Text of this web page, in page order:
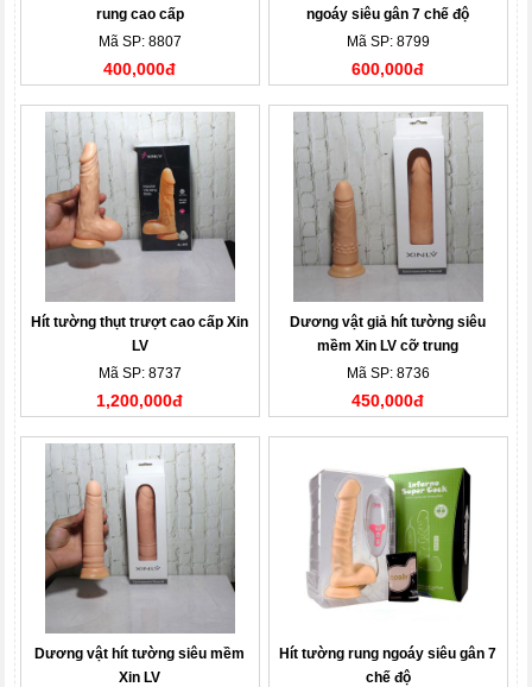
rung cao cấp
Mã SP: 8807
400,000đ
ngoáy siêu gân 7 chế độ
Mã SP: 8799
600,000đ
Hít tường thụt trượt cao cấp Xin
LV
Mã SP: 8737
1,200,000đ
Dương vật giả hít tường siêu
mềm Xin LV cỡ trung
Mã SP: 8736
450,000đ
Dương vật hít tường siêu mềm
Xin LV
Hít tường rung ngoáy siêu gân 7
chế độ